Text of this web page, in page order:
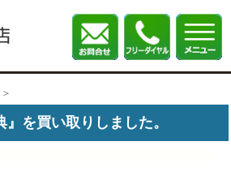
』を買い取りしました。